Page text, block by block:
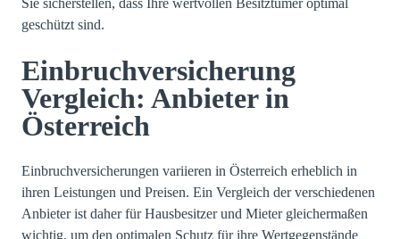
Sie sicherstellen, dass Ihre wertvollen Besitztümer optimal
geschützt sind.
Einbruchversicherung
Vergleich: Anbieter in
Österreich
Einbruchversicherungen variieren in Österreich erheblich in
ihren Leistungen und Preisen. Ein Vergleich der verschiedenen
Anbieter ist daher für Hausbesitzer und Mieter gleichermaßen
wichtig, um den optimalen Schutz für ihre Wertgegenstände